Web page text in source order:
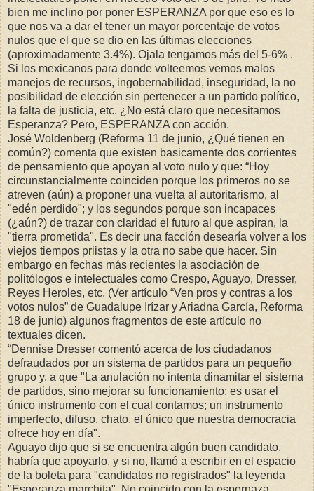
bien me inclino por poner ESPERANZA por que eso es lo
que nos va a dar el tener un mayor porcentaje de votos
nulos que el que se dio en las últimas elecciones
(aproximadamente 3.4%). Ojala tengamos más del 5-6% .
Si los mexicanos para donde volteemos vemos malos
manejos de recursos, ingobernabilidad, inseguridad, la no
posibilidad de elección sin pertenecer a un partido político,
la falta de justicia, etc. ¿No está claro que necesitamos
Esperanza? Pero, ESPERANZA con acción.
José Woldenberg (Reforma 11 de junio, ¿Qué tienen en
común?) comenta que existen basicamente dos corrientes
de pensamiento que apoyan al voto nulo y que: “Hoy
circunstancialmente coinciden porque los primeros no se
atreven (aún) a proponer una vuelta al autoritarismo, al
"edén perdido"; y los segundos porque son incapaces
(¿aún?) de trazar con claridad el futuro al que aspiran, la
"tierra prometida". Es decir una facción desearía volver a los
viejos tiempos priistas y la otra no sabe que hacer. Sin
embargo en fechas más recientes la asociación de
politólogos e intelectuales como Crespo, Aguayo, Dresser,
Reyes Heroles, etc. (Ver artículo “Ven pros y contras a los
votos nulos” de Guadalupe Irízar y Ariadna García, Reforma
18 de junio) algunos fragmentos de este artículo no
textuales dicen.
“Dennise Dresser comentó acerca de los ciudadanos
defraudados por un sistema de partidos para un pequeño
grupo y, a que "La anulación no intenta dinamitar el sistema
de partidos, sino mejorar su funcionamiento; es usar el
único instrumento con el cual contamos; un instrumento
imperfecto, difuso, chato, el único que nuestra democracia
ofrece hoy en día".
Aguayo dijo que si se encuentra algún buen candidato,
habría que apoyarlo, y si no, llamó a escribir en el espacio
de la boleta para "candidatos no registrados" la leyenda